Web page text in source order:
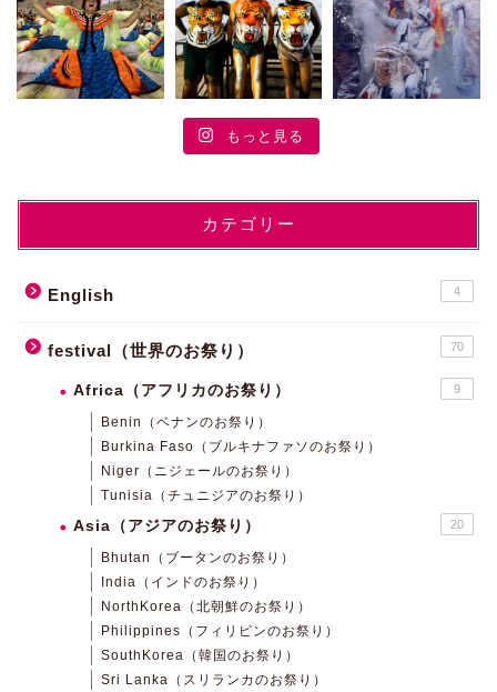
もっと見る
カテゴリー
English 4
festival（世界のお祭り） 70
Africa（アフリカのお祭り） 9
Benin（ベナンのお祭り）
Burkina Faso（ブルキナファソのお祭り）
Niger（ニジェールのお祭り）
Tunisia（チュニジアのお祭り）
Asia（アジアのお祭り） 20
Bhutan（ブータンのお祭り）
India（インドのお祭り）
NorthKorea（北朝鮮のお祭り）
Philippines（フィリピンのお祭り）
SouthKorea（韓国のお祭り）
Sri Lanka（スリランカのお祭り）